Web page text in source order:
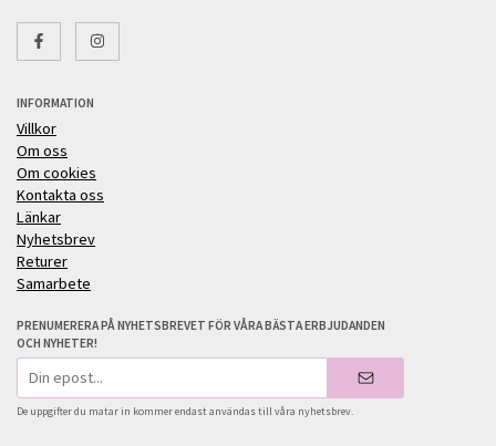
INFORMATION
Villkor
Om oss
Om cookies
Kontakta oss
Länkar
Nyhetsbrev
Returer
Samarbete
PRENUMERERA PÅ NYHETSBREVET FÖR VÅRA BÄSTA ERBJUDANDEN
OCH NYHETER!
postadress
De uppgifter du matar in kommer endast användas till våra nyhetsbrev.